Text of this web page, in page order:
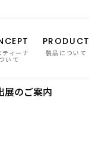
ティーナ
いて
PRODUCT
製品について
展のご案内